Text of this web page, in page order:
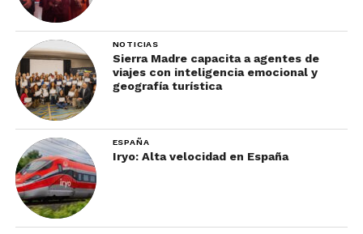
NOTICIAS
Sierra Madre capacita a agentes de
viajes con inteligencia emocional y
geografía turística
ESPAÑA
Iryo: Alta velocidad en España